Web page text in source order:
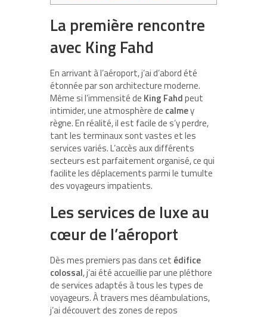
La première rencontre
avec King Fahd
En arrivant à l’aéroport, j’ai d’abord été
étonnée par son architecture moderne.
Même si l’immensité de King Fahdpeut
intimider, une atmosphère de calmey
règne. En réalité, il est facile de s’y perdre,
tant les terminaux sont vastes et les
services variés. L’accès aux différents
secteurs est parfaitement organisé, ce qui
facilite les déplacements parmi le tumulte
des voyageurs impatients.
Les services de luxe au
cœur de l’aéroport
Dès mes premiers pas dans cet édifice
colossal, j’ai été accueillie par une pléthore
de services adaptés à tous les types de
voyageurs. À travers mes déambulations,
j’ai découvert des zones de repos